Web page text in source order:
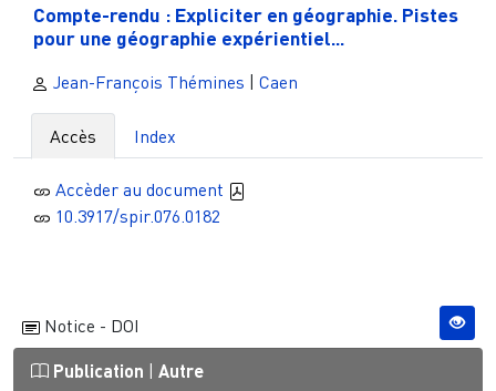
Compte-rendu : Expliciter en géographie. Pistes
pour une géographie expérientiel...
Jean-François Thémines | Caen
Accès Index
Accèder au document
10.3917/spir.076.0182
Notice - DOI
Publication Autre